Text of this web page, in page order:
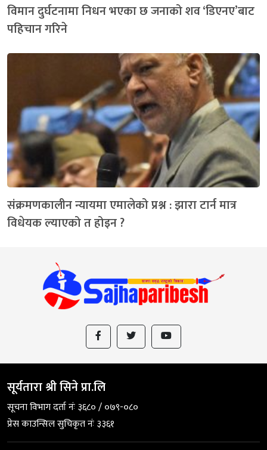
विमान दुर्घटनामा निधन भएका छ जनाको शव ‘डिएनए’बाट
पहिचान गरिने
संक्रमणकालीन न्यायमा एमालेको प्रश्न : झारा टार्न मात्र
विधेयक ल्याएको त होइन ?
सूर्यतारा श्री सिने प्रा.लि
सूचना विभाग दर्ता नंः ३६८० / ०७९-०८०
प्रेस काउन्सिल सुचिकृत नंः ३३६१